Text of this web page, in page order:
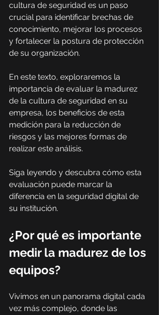
cultura de seguridad es un paso
crucial para identificar brechas de
conocimiento, mejorar los procesos
y fortalecer la postura de protección
de su organización.
En este texto, exploraremos la
importancia de evaluar la madurez
de la cultura de seguridad en su
empresa, los beneficios de esta
medición para la reducción de
riesgos y las mejores formas de
realizar este análisis.
Siga leyendo y descubra cómo esta
evaluación puede marcar la
diferencia en la seguridad digital de
su institución.
¿Por qué es importante
medir la madurez de los
equipos?
Vivimos en un panorama digital cada
vez más complejo, donde las